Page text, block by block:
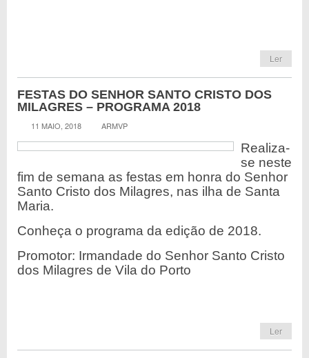
Ler
FESTAS DO SENHOR SANTO CRISTO DOS
MILAGRES – PROGRAMA 2018
11 MAIO, 2018 ARMVP
Realiza-
se neste
fim de semana as festas em honra do Senhor
Santo Cristo dos Milagres, nas ilha de Santa
Maria.
Conheça o programa da edição de 2018.
Promotor: Irmandade do Senhor Santo Cristo
dos Milagres de Vila do Porto
Ler